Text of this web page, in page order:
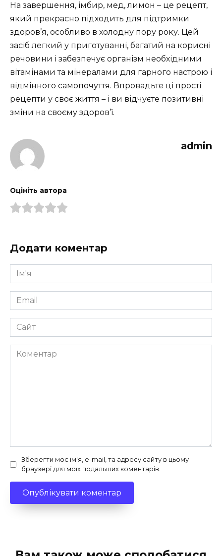
На завершення, імбир, мед, лимон – це рецепт,
який прекрасно підходить для підтримки
здоров’я, особливо в холодну пору року. Цей
засіб легкий у приготуванні, багатий на корисні
речовини і забезпечує організм необхідними
вітамінами та мінералами для гарного настрою і
відмінного самопочуття. Впровадьте ці прості
рецепти у своє життя – і ви відчуєте позитивні
зміни на своєму здоров’ї.
admin
Оцініть автора
Додати коментар
Ім'я
*
Email
*
Сайт
Коментар
Зберегти моє ім'я, e-mail, та адресу сайту в цьому
браузері для моїх подальших коментарів.